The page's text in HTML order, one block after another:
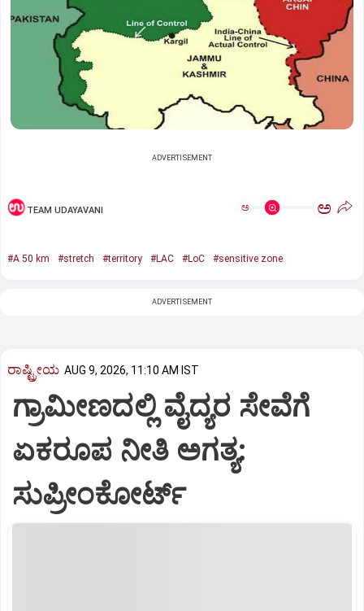
ADVERTISEMENT
TEAM UDAYAVANI ಅ ಅ
#A 50 km #stretch #territory #LAC #LoC #sensitive zone
ADVERTISEMENT
ರಾಷ್ಟ್ರೀಯ AUG 9, 2026, 11:10 AM IST
ಗ್ರಾಮೀಣದಲ್ಲಿ ವೈದ್ಯರ ಸೇವೆಗೆ
ಏಕರೂಪ ನೀತಿ ಅಗತ್ಯ:
ಸುಪ್ರೀಂಕೋರ್ಟ್‌